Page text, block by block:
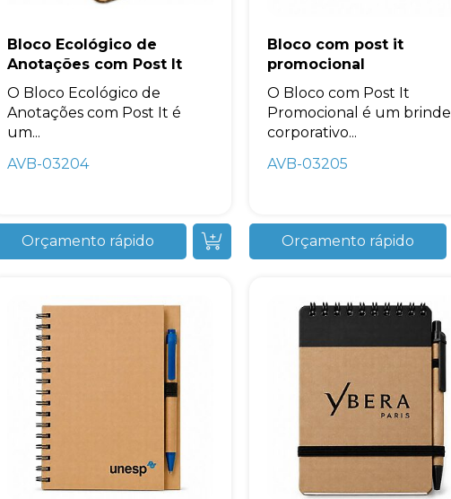
Bloco Ecológico de
Anotações com Post It
O Bloco Ecológico de
Anotações com Post It é
um...
AVB-03204
Orçamento rápido
Bloco com post it
promocional
O Bloco com Post It
Promocional é um brinde
corporativo...
AVB-03205
Orçamento rápido
Avelino Brindes